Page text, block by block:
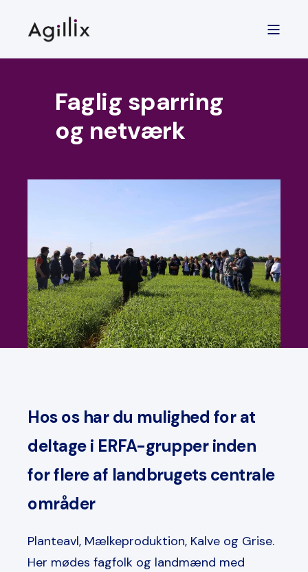
Faglig sparring
og netværk
Hos os har du mulighed for at
deltage i ERFA-grupper inden
for flere af landbrugets centrale
områder
Planteavl, Mælkeproduktion, Kalve og Grise.
Her mødes fagfolk og landmænd med